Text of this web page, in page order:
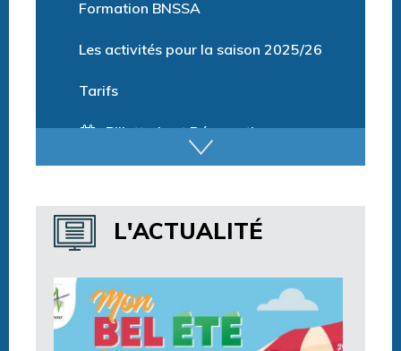
Formation BNSSA
Les activités pour la saison 2025/26
Tarifs
Billetterie et Réservation
Horaires centre aquatique
L'ACTUALITÉ